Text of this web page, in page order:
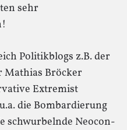
sehr
Politikblogs z.B. der
Mathias Bröcker
Extremist
die Bombardierung
schwurbelnde Neocon-